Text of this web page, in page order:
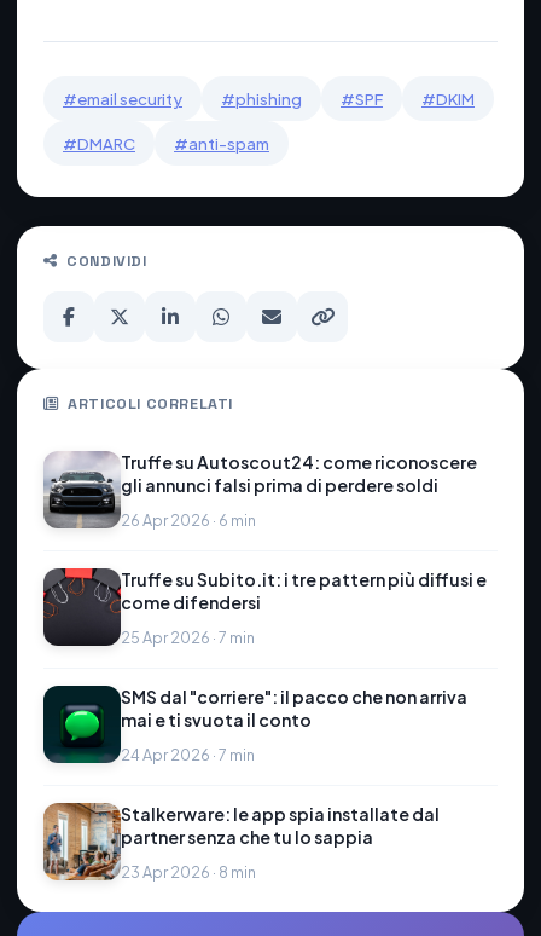
#email security #phishing #SPF #DKIM
#DMARC #anti-spam
CONDIVIDI
ARTICOLI CORRELATI
Truffe su Autoscout24: come riconoscere
gli annunci falsi prima di perdere soldi
26 Apr 2026 · 6 min
Truffe su Subito.it: i tre pattern più diffusi e
come difendersi
25 Apr 2026 · 7 min
SMS dal "corriere": il pacco che non arriva
mai e ti svuota il conto
24 Apr 2026 · 7 min
Stalkerware: le app spia installate dal
partner senza che tu lo sappia
23 Apr 2026 · 8 min